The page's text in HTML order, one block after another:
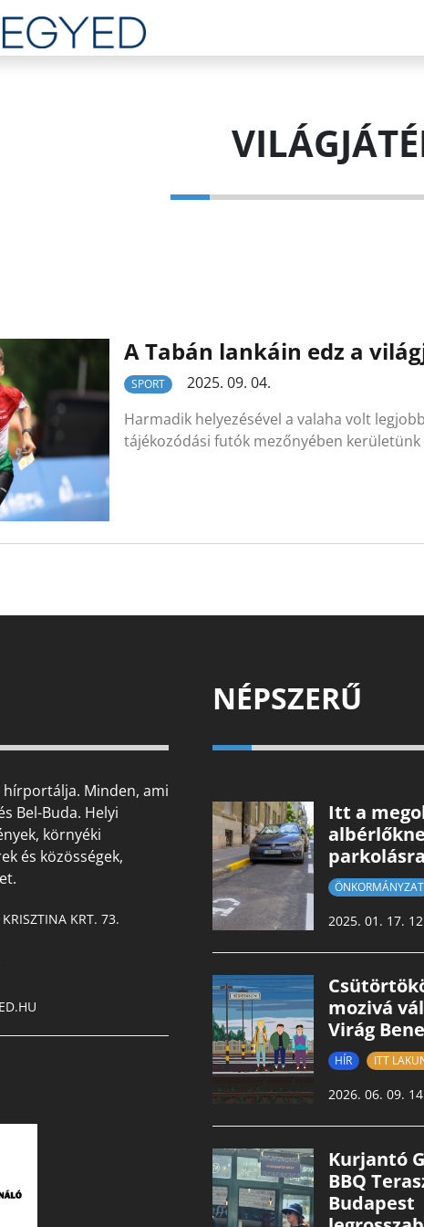
A Tabán lankáin edz a
SPORT
2025. 09. 04.
Harmadik helyezésével a valaha volt
tájékozódási futók mezőnyében
Minden, ami
Bel-Buda. Helyi
környéki
és közösségek,
KRT. 73.
NÉPSZERŰ
Itt a
parkolásra
ÖNKORMÁNYZAT
2025. 01. 17.
mozivá
Virág
HÍR ITT
2026. 06. 09.
Kurjantó
BBQ
Budapest